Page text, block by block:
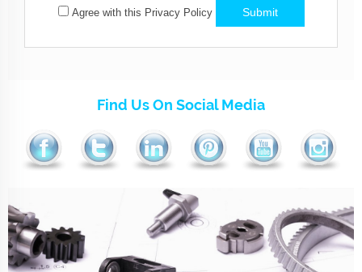
Agree with this Privacy Policy Submit
Find Us On Social Media